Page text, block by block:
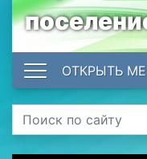
ОТКРЫТЬ